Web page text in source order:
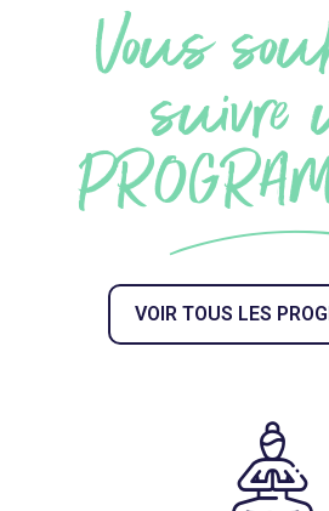
Vous
VOIR TOUS LES